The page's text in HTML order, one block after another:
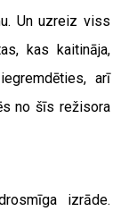
Un uzreiz viss
kas kaitināja,
arī
no šīs režisora
izrāde.